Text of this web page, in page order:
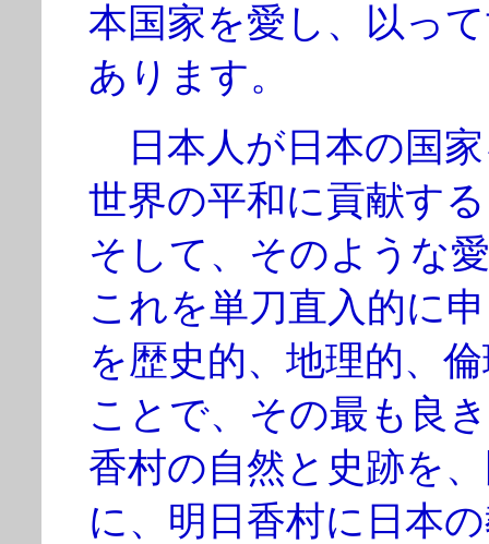
本国家を愛し、以っ
あります。
日本人が日本の国
世界の平和に貢献す
そして、そのような
これを単刀直入的に
を歴史的、地理的、
ことで、その最も良
香村の自然と史跡を
に、明日香村に日本